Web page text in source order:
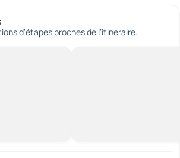
d'étapes proches de l’itinéraire.